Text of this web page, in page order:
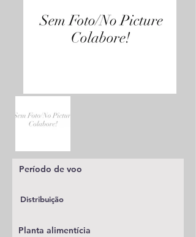
Período de voo
Distribuição
Planta alimentícia